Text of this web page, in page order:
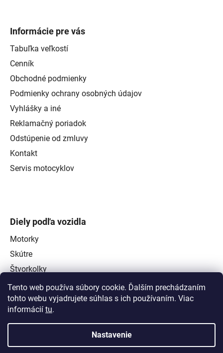
Tento web používa súbory cookie. Ďalším prechádzaním
tohto webu vyjadrujete súhlas s ich používaním. Viac
informácií tu.
Nastavenie
Informácie pre vás
Tabuľka veľkostí
Cenník
Obchodné podmienky
Podmienky ochrany osobných údajov
Vyhlášky a iné
Reklamačný poriadok
Odstúpenie od zmluvy
Kontakt
Servis motocyklov
Diely podľa vozidla
Motorky
Skútre
Štvorkolky